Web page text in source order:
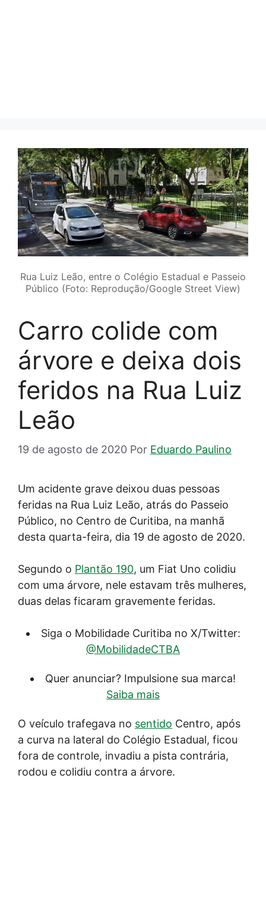
Rua Luiz Leão, entre o Colégio Estadual e Passeio
Público (Foto: Reprodução/Google Street View)
Carro colide com
árvore e deixa dois
feridos na Rua Luiz
Leão
19 de agosto de 2020 Por Eduardo Paulino
Um acidente grave deixou duas pessoas
feridas na Rua Luiz Leão, atrás do Passeio
Público, no Centro de Curitiba, na manhã
desta quarta-feira, dia 19 de agosto de 2020.
Segundo o Plantão 190, um Fiat Uno colidiu
com uma árvore, nele estavam três mulheres,
duas delas ficaram gravemente feridas.
Siga o Mobilidade Curitiba no X/Twitter:
@MobilidadeCTBA
Quer anunciar? Impulsione sua marca!
Saiba mais
O veículo trafegava no sentido Centro, após
a curva na lateral do Colégio Estadual, ficou
fora de controle, invadiu a pista contrária,
rodou e colidiu contra a árvore.